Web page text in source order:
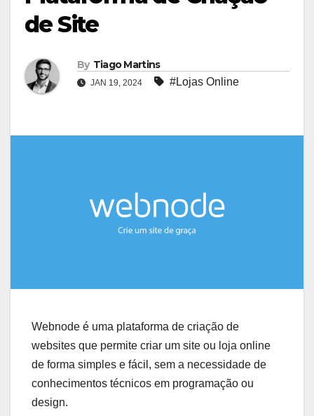
de Site
By Tiago Martins
JAN 19, 2024 #Lojas Online
Webnode é uma plataforma de criação de
websites que permite criar um site ou loja online
de forma simples e fácil, sem a necessidade de
conhecimentos técnicos em programação ou
design.